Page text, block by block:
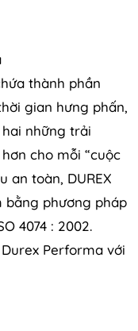
thành phần
gian hưng phấn,
hai những trải
cho mỗi “cuộc
an toàn, DUREX
bằng phương pháp
4074 : 2002.
Performa với